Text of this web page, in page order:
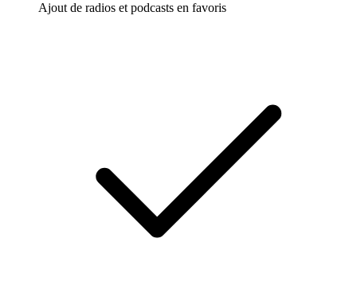
Ajout de radios et podcasts en favoris